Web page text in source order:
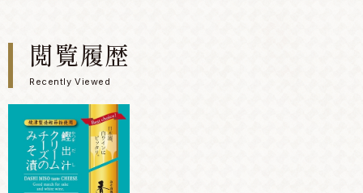
閲覧履歴
Recently Viewed